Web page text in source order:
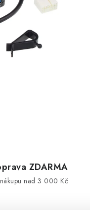
ZDARMA
nad 3 000 Kč